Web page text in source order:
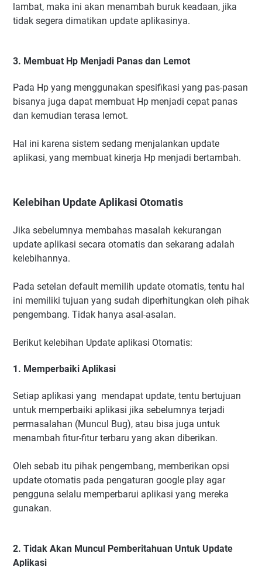
lambat, maka ini akan menambah buruk keadaan, jika
tidak segera dimatikan update aplikasinya.
3. Membuat Hp Menjadi Panas dan Lemot
Pada Hp yang menggunakan spesifikasi yang pas-pasan
bisanya juga dapat membuat Hp menjadi cepat panas
dan kemudian terasa lemot.
Hal ini karena sistem sedang menjalankan update
aplikasi, yang membuat kinerja Hp menjadi bertambah.
Kelebihan Update Aplikasi Otomatis
Jika sebelumnya membahas masalah kekurangan
update aplikasi secara otomatis dan sekarang adalah
kelebihannya.
Pada setelan default memilih update otomatis, tentu hal
ini memiliki tujuan yang sudah diperhitungkan oleh pihak
pengembang. Tidak hanya asal-asalan.
Berikut kelebihan Update aplikasi Otomatis:
1. Memperbaiki Aplikasi
Setiap aplikasi yang mendapat update, tentu bertujuan
untuk memperbaiki aplikasi jika sebelumnya terjadi
permasalahan (Muncul Bug), atau bisa juga untuk
menambah fitur-fitur terbaru yang akan diberikan.
Oleh sebab itu pihak pengembang, memberikan opsi
update otomatis pada pengaturan google play agar
pengguna selalu memperbarui aplikasi yang mereka
gunakan.
2. Tidak Akan Muncul Pemberitahuan Untuk Update
Aplikasi